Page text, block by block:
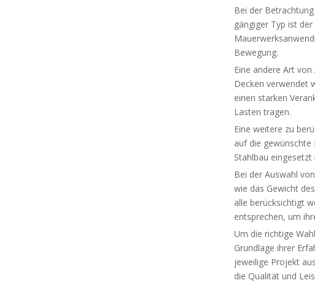
Bei der
gängiger Typ ist
Bewegung.
Eine andere Art
Decken verwendet
einen starken
Lasten tragen.
Eine weitere zu
auf die gewünschte
Stahlbau
Bei der Auswahl
wie das Gewicht
alle berücksichtigt
entsprechen, um
Um die richtige
Grundlage ihrer
jeweilige Projekt
die Qualität und